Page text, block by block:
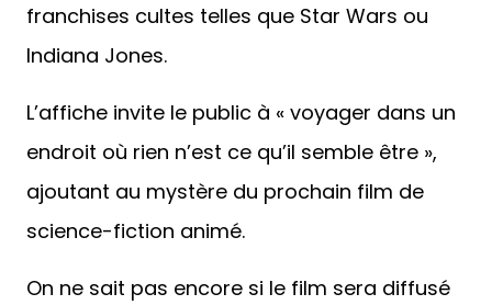
franchises cultes telles que Star Wars ou
Indiana Jones.
L’affiche invite le public à « voyager dans un
endroit où rien n’est ce qu’il semble être »,
ajoutant au mystère du prochain film de
science-fiction animé.
On ne sait pas encore si le film sera diffusé